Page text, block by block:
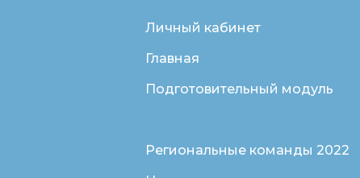
Главная
Подготовительный модуль
Личный кабинет
Региональные команды 2022